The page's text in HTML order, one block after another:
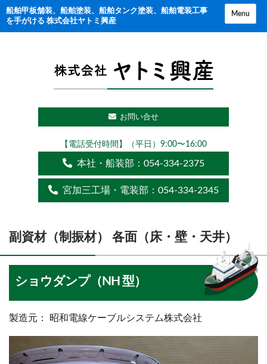
コ
ン
船舶甲板舗装、船舶塗装、船舶タンク塗装、船舶電装工事
を手がける 株式会社ヤトミ興産
お問い合せ
【電話受付時間】（平日）9:00〜16:00
本社・船装部：054-334-2375
宮加三工場・電装部：054-334-2345
Menu
副資材（制振材） 各面（床・壁・天井）
ショウダンプ（NH 型）
製造元： 昭和電線ケーブルシステム株式会社